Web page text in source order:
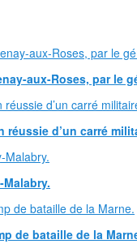
aux-Roses, par le
d’un carré
de bataille de la